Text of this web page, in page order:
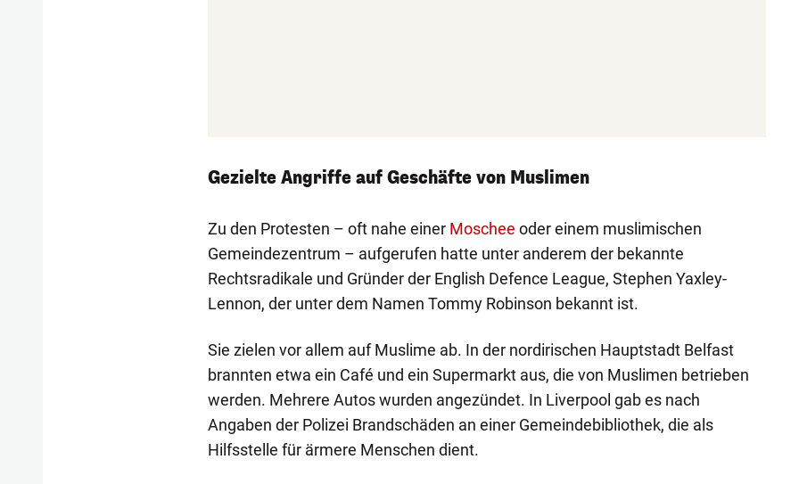
Gezielte Angriffe auf Geschäfte von Muslimen
Zu den Protesten – oft nahe einer Moschee oder einem muslimischen
Gemeindezentrum – aufgerufen hatte unter anderem der bekannte
Rechtsradikale und Gründer der English Defence League, Stephen Yaxley-
Lennon, der unter dem Namen Tommy Robinson bekannt ist.
Sie zielen vor allem auf Muslime ab. In der nordirischen Hauptstadt Belfast
brannten etwa ein Café und ein Supermarkt aus, die von Muslimen betrieben
werden. Mehrere Autos wurden angezündet. In Liverpool gab es nach
Angaben der Polizei Brandschäden an einer Gemeindebibliothek, die als
Hilfsstelle für ärmere Menschen dient.